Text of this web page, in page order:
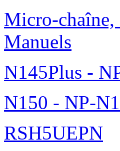
Micro-
Manuels
N145Plus -
N150 - NP-
RSH5UEPN